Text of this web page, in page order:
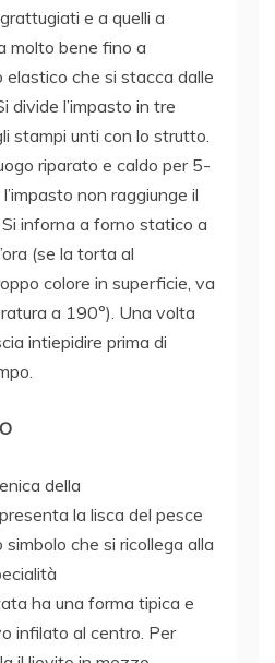
e a quelli a
molto bene fino a
che si stacca dalle
divide l’impasto in tre
stampi unti con lo strutto.
riparato e caldo per 5-
non raggiunge il
inforna a forno statico a
(se la torta al
colore in superficie, va
a 190°). Una volta
intiepidire prima di
della
la lisca del pesce
che si ricollega alla
ha una forma tipica e
infilato al centro. Per